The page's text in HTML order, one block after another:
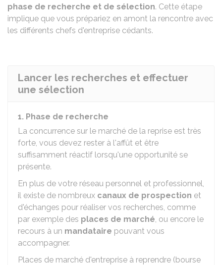
phase de recherche et de sélection. Cette étape
implique que vous prépariez en amont la rencontre avec
les différents chefs d'entreprise cédants.
Lancer les recherches et effectuer
une sélection
1. Phase de recherche
La concurrence sur le marché de la reprise est très
forte, vous devez rester à l'affût et être
suffisamment réactif lorsqu'une opportunité se
présente.
En plus de votre réseau personnel et professionnel,
il existe de nombreux canaux de prospection et
d'échanges pour réaliser vos recherches, comme
par exemple des places de marché, ou encore le
recours à un mandataire pouvant vous
accompagner.
Places de marché d'entreprise à reprendre (bourse